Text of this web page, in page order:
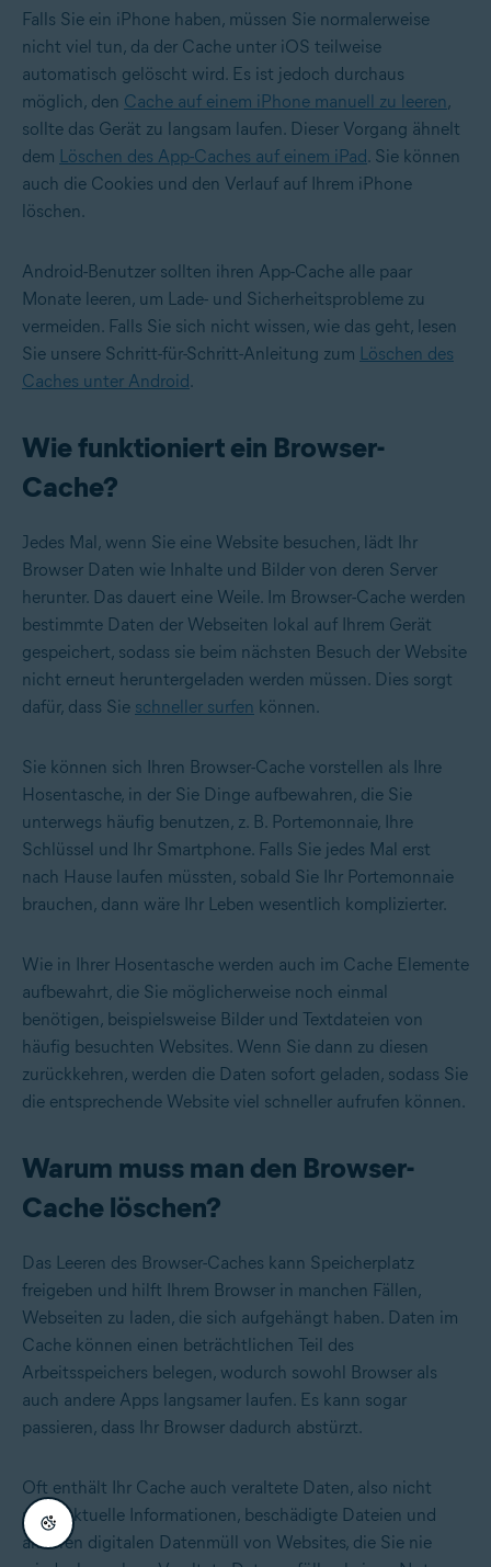
Falls Sie ein iPhone haben, müssen Sie normalerweise
nicht viel tun, da der Cache unter iOS teilweise
automatisch gelöscht wird. Es ist jedoch durchaus
möglich, den Cache auf einem iPhone manuell zu leeren ,
sollte das Gerät zu langsam laufen. Dieser Vorgang ähnelt
dem Löschen des App-Caches auf einem iPad. Sie können
auch die Cookies und den Verlauf auf Ihrem iPhone
löschen .
Android-Benutzer sollten ihren App-Cache alle paar
Monate leeren, um Lade- und Sicherheitsprobleme zu
vermeiden. Falls Sie sich nicht wissen, wie das geht, lesen
Sie unsere Schritt-für-Schritt-Anleitung zum Löschen des
Caches unter Android.
Wie funktioniert ein Browser-
Cache?
Jedes Mal, wenn Sie eine Website besuchen, lädt Ihr
Browser Daten wie Inhalte und Bilder von deren Server
herunter. Das dauert eine Weile. Im Browser-Cache werden
bestimmte Daten der Webseiten lokal auf Ihrem Gerät
gespeichert, sodass sie beim nächsten Besuch der Website
nicht erneut heruntergeladen werden müssen. Dies sorgt
dafür, dass Sie schneller surfen können.
Sie können sich Ihren Browser-Cache vorstellen als Ihre
Hosentasche, in der Sie Dinge aufbewahren, die Sie
unterwegs häufig benutzen, z. B. Portemonnaie, Ihre
Schlüssel und Ihr Smartphone. Falls Sie jedes Mal erst
nach Hause laufen müssten, sobald Sie Ihr Portemonnaie
brauchen, dann wäre Ihr Leben wesentlich komplizierter.
Wie in Ihrer Hosentasche werden auch im Cache Elemente
aufbewahrt, die Sie möglicherweise noch einmal
benötigen, beispielsweise Bilder und Textdateien von
häufig besuchten Websites. Wenn Sie dann zu diesen
zurückkehren, werden die Daten sofort geladen, sodass Sie
die entsprechende Website viel schneller aufrufen können.
Warum muss man den Browser-
Cache löschen?
Das Leeren des Browser-Caches kann Speicherplatz
freigeben und hilft Ihrem Browser in manchen Fällen,
Webseiten zu laden, die sich aufgehängt haben. Daten im
Cache können einen beträchtlichen Teil des
Arbeitsspeichers belegen, wodurch sowohl Browser als
auch andere Apps langsamer laufen. Es kann sogar
passieren, dass Ihr Browser dadurch abstürzt.
Oft enthält Ihr Cache auch veraltete Daten, also nicht
mehr aktuelle Informationen, beschädigte Dateien und
anderen digitalen Datenmüll von Websites, die Sie nie